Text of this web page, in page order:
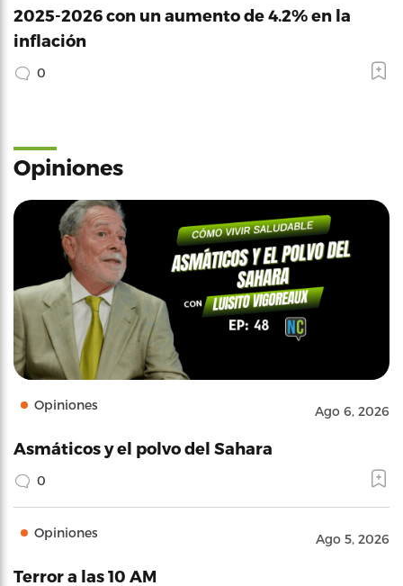
2025-2026 con un aumento de 4.2% en la
inflación
0
Opiniones
Opiniones Ago 6, 2026
Asmáticos y el polvo del Sahara
0
Opiniones Ago 5, 2026
Terror a las 10 AM